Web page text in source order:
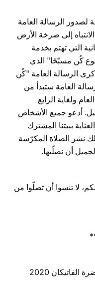
لصدور الرسالة العامة
إلى صرخة الأرض
التي تهتم بخدمة
كُن مسبّحًا" الذي
الرسالة العامة "كُن
العامة ستبدأ من
ولغاية الرابع
أدعو جميع الأشخاص
ببيتنا المشترك
نشر الصلاة المكرّسة
أن نصلّيها.
لا تنسوا أن تصلّوا من
2020